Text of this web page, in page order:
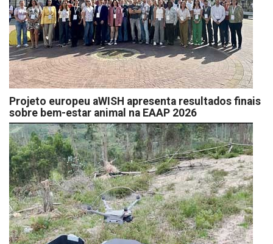
Projeto europeu aWISH apresenta resultados finais
sobre bem-estar animal na EAAP 2026